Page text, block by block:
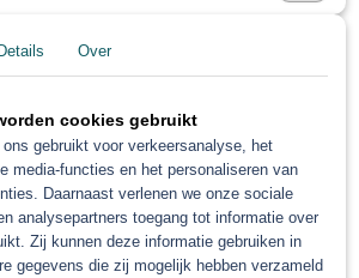
toevoegenOver
cookies gebruikt
gebruikt voor verkeersanalyse, het
media-functies en het personaliseren van
Daarnaast verlenen we onze sociale
analysepartners toegang tot informatie over
Zij kunnen deze informatie gebruiken in
gegevens die zij mogelijk hebben verzameld